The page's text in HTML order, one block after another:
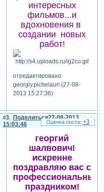
интересных
фильмов...и
вдохновения в
создании новых
работ!
отредактировано
georgiy.pichelauri (27-08-
2013 15:27:36)
Поделиться
3
27-08-2013
15:03:46
георгий
шалвович!
искренне
поздравляю вас с
профессиональным
праздником!
+3